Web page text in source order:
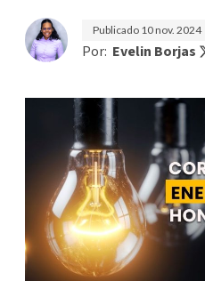
Publicado 10 nov. 2024
Por: Evelin Borjas